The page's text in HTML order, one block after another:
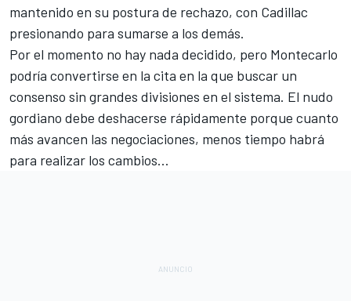
mantenido en su postura de rechazo, con Cadillac
presionando para sumarse a los demás.
Por el momento no hay nada decidido, pero Montecarlo
podría convertirse en la cita en la que buscar un
consenso sin grandes divisiones en el sistema. El nudo
gordiano debe deshacerse rápidamente porque cuanto
más avancen las negociaciones, menos tiempo habrá
para realizar los cambios...